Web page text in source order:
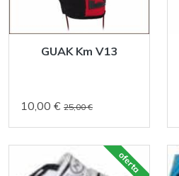
GUAK Km V13
10,00 € 25,00 €
oferta